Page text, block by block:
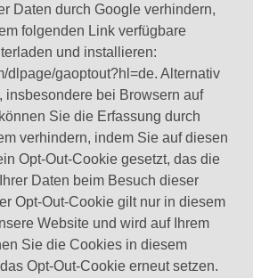
Daten durch Google verhindern,
folgenden Link verfügbare
und installieren:
dlpage/gaoptout?hl=de. Alternativ
insbesondere bei Browsern auf
Sie die Erfassung durch
verhindern, indem Sie auf diesen
Opt-Out-Cookie gesetzt, das die
Daten beim Besuch dieser
Opt-Out-Cookie gilt nur in diesem
Website und wird auf Ihrem
Sie die Cookies in diesem
Opt-Out-Cookie erneut setzen.